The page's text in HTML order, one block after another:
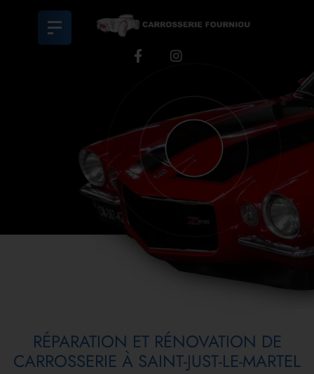
RÉPARATION ET RÉNOVATION DE
CARROSSERIE À SAINT-JUST-LE-MARTEL